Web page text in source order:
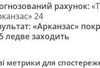
рахунок:
24
«Арканзас»
ледве заходить
метрики для